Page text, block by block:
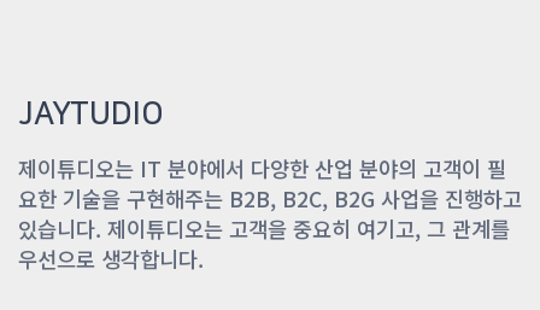
JAYTUDIO
제이튜디오는 IT 분야에서 다양한 산업 분야의 고객이 필
요한 기술을 구현해주는 B2B, B2C, B2G 사업을 진행하고
있습니다. 제이튜디오는 고객을 중요히 여기고, 그 관계를
우선으로 생각합니다.